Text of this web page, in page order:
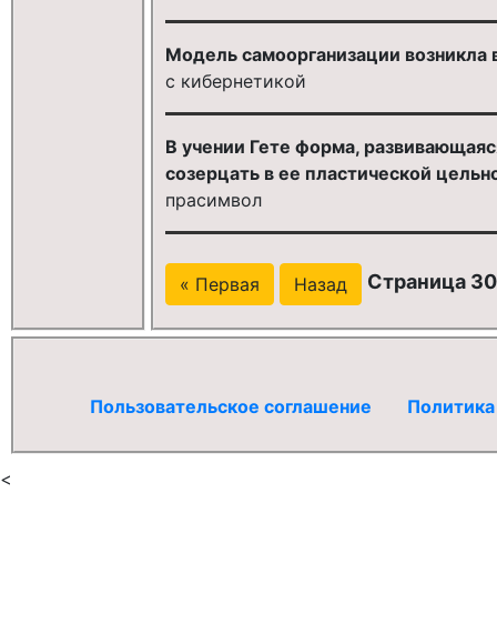
Модель самоорганизации возникла
с кибернетикой
В учении Гете форма,
созерцать в ее пластической
прасимвол
« Первая Назад Страница
Пользовательское соглашение
<